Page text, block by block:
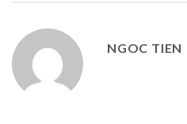
NGOC TIEN